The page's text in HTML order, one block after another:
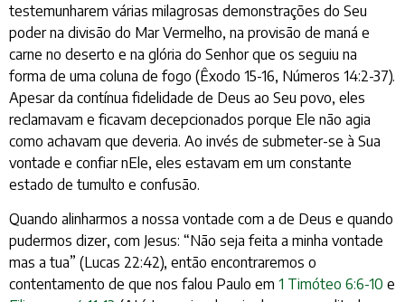
testemunharem várias milagrosas demonstrações do Seu
poder na divisão do Mar Vermelho, na provisão de maná e
carne no deserto e na glória do Senhor que os seguiu na
forma de uma coluna de fogo (Êxodo 15-16, Números 14:2-37).
Apesar da contínua fidelidade de Deus ao Seu povo, eles
reclamavam e ficavam decepcionados porque Ele não agia
como achavam que deveria. Ao invés de submeter-se à Sua
vontade e confiar nEle, eles estavam em um constante
estado de tumulto e confusão.
Quando alinharmos a nossa vontade com a de Deus e quando
pudermos dizer, com Jesus: “Não seja feita a minha vontade
mas a tua” (Lucas 22:42), então encontraremos o
contentamento de que nos falou Paulo em 1 Timóteo 6:6-10 e